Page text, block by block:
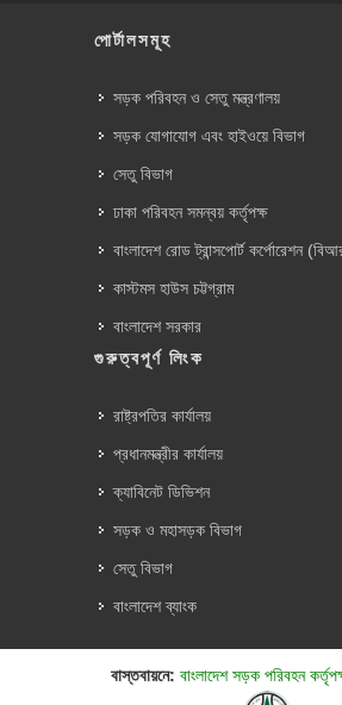
পোর্টালসমূহ
সড়ক পরিবহন ও সেতু মন্ত্রণালয়
সড়ক যোগাযোগ এবং হাইওয়ে বিভাগ
সেতু বিভাগ
ঢাকা পরিবহন সমন্বয় কর্তৃপক্ষ
বাংলাদেশ রোড ট্রান্সপোর্ট কর্পোরেশন
কাস্টমস হাউস চট্টগ্রাম
বাংলাদেশ সরকার
গুরুত্বপূর্ণ লিংক
রাষ্ট্রপতির কার্যালয়
প্রধানমন্ত্রীর কার্যালয়
ক্যাবিনেট ডিভিশন
সড়ক ও মহাসড়ক বিভাগ
সেতু বিভাগ
বাংলাদেশ ব্যাংক
বাস্তবায়নে: বাংলাদেশ সড়ক পরিবহন